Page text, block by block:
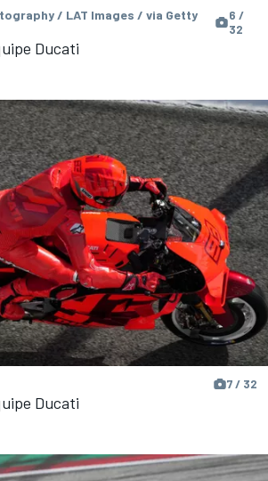
/ LAT Images / via Getty
6 /
32
Ducati
7 / 32
Ducati